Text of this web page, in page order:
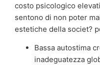
costo psicologico
sentono di non poter
estetiche della societ?
Bassa autostima
inadeguatezza